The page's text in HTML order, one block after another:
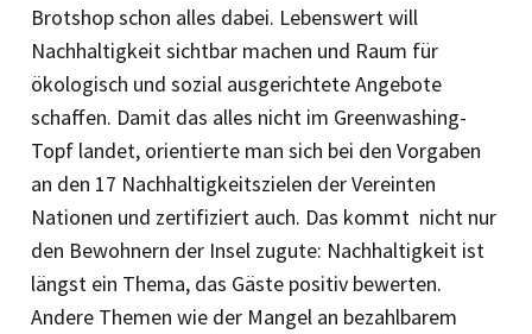
Brotshop schon alles dabei. Lebenswert will
Nachhaltigkeit sichtbar machen und Raum für
ökologisch und sozial ausgerichtete Angebote
schaffen. Damit das alles nicht im Greenwashing-
Topf landet, orientierte man sich bei den Vorgaben
an den 17 Nachhaltigkeitszielen der Vereinten
Nationen und zertifiziert auch. Das kommt nicht nur
den Bewohnern der Insel zugute: Nachhaltigkeit ist
längst ein Thema, das Gäste positiv bewerten.
Andere Themen wie der Mangel an bezahlbarem